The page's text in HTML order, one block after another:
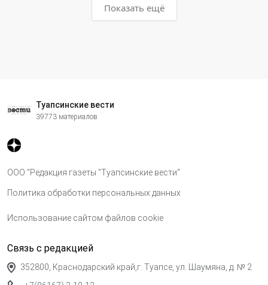
Показать ещё
Туапсинские вести
39773 материалов
ООО "Редакция газеты "Туапсинские вести"
Политика обработки персональных данных
Использование сайтом файлов cookie
Связь с редакцией
352800, Краснодарский край,г. Туапсе, ул. Шаумяна, д. № 2